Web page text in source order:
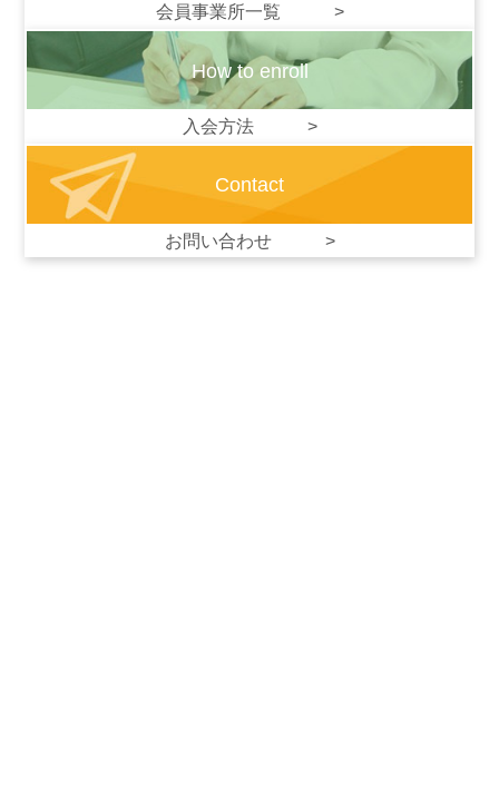
会員事業所一覧 >
How to enroll
入会方法 >
Contact
お問い合わせ >